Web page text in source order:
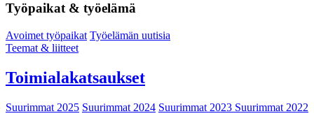
Työpaikat & työelämä
Avoimet työpaikat Työelämän uutisia
Teemat & liitteet
Toimialakatsaukset
Suurimmat 2025 Suurimmat 2024 Suurimmat 2023 Suurimmat 2022